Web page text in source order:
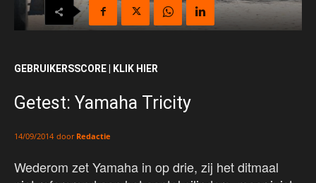
GEBRUIKERSSCORE | KLIK HIER
Getest: Yamaha Tricity
14/09/2014 door Redactie
Wederom zet Yamaha in op drie, zij het ditmaal